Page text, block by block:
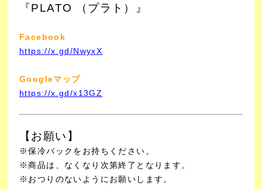
『PLATO （プラト）』
Facebook
https://x.gd/NwyxX
Googleマップ
https://x.gd/x13GZ
【お願い】
※保冷バックをお持ちください。
※商品は、なくなり次第終了となります。
※おつりのないようにお願いします。